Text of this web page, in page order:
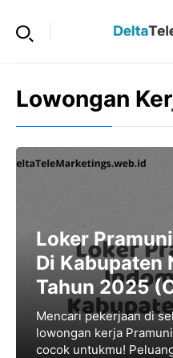
Lowongan
Loker
Di Kabupaten
Tahun 2025
Mencari pekerjaan di
lowongan kerja
cocok untukmu!